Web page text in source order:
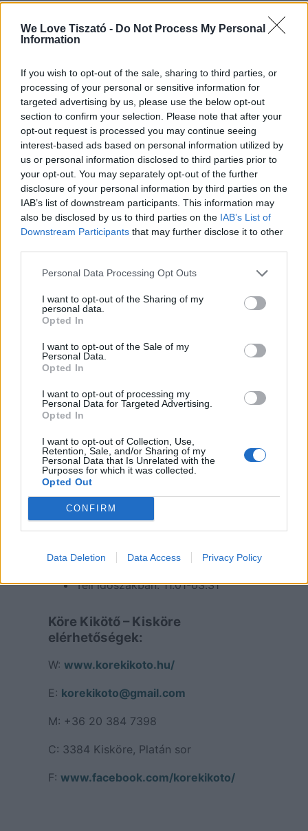
We Love Tiszató - Do Not Process My Personal
Information
If you wish to opt-out of the sale, sharing to third parties, or
processing of your personal or sensitive information for
targeted advertising by us, please use the below opt-out
section to confirm your selection. Please note that after your
opt-out request is processed you may continue seeing
interest-based ads based on personal information utilized by
us or personal information disclosed to third parties prior to
your opt-out. You may separately opt-out of the further
disclosure of your personal information by third parties on the
IAB’s list of downstream participants. This information may
also be disclosed by us to third parties on the IAB’s List of
Downstream Participants that may further disclose it to other
Personal Data Processing Opt Outs
I want to opt-out of the Sharing of my
personal data.
Opted In
I want to opt-out of the Sale of my
Personal Data.
Opted In
I want to opt-out of processing my
Personal Data for Targeted Advertising.
Opted In
I want to opt-out of Collection, Use,
Retention, Sale, and/or Sharing of my
Personal Data that Is Unrelated with the
Purposes for which it was collected.
Opted Out
CONFIRM
Data Deletion Data Access Privacy Policy
vissza. A nyaralóhajók hajóvezetői
engedély-mentes használata konkrét
vízterületekhez és a nyaralóhajók
hossz, férőhely, üzemeltetői háttér)
kötött, minden országban törvényileg
szabályozott. Ezt a gyakorlatot követve
Magyarországon is hajóvezetőengedély
nélkül lehet igénybe venni a hajókat.
Bővebb információ és árak:
www.nyaralohajozas.hu/a-
nyaralohajozas
csónak, kis -és sporthajó, vitorlás
tárolás havi 15 000 Ft-tól
csónakbérlés
csónakmotor megőrzés
téli tárolás
világításhoz
saját tulajdonú gépkocsi parkolása
tűzrakóhely használata
vízről mentés (üzemanyag térítés
ellenében)
ingyenes WiFi
Pontos árak a kikötő weboldalán!
Téli időszakban: 11.01-03.31
Köre Kikötő – Kisköre
elérhetőségek:
W: www.korekikoto.hu/
E: korekikoto@gmail.com
M: +36 20 384 7398
C: 3384 Kisköre, Platán sor
F: www.facebook.com/korekikoto/